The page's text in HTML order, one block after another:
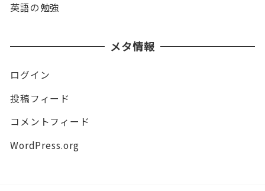
英語の勉強
メタ情報
ログイン
投稿フィード
コメントフィード
WordPress.org